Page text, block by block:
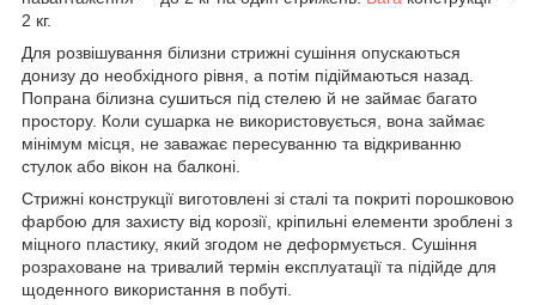
2 кг.
Для розвішування білизни стрижні сушіння опускаються
донизу до необхідного рівня, а потім підіймаються назад.
Попрана білизна сушиться під стелею й не займає багато
простору. Коли сушарка не використовується, вона займає
мінімум місця, не заважає пересуванню та відкриванню
стулок або вікон на балконі.
Стрижні конструкції виготовлені зі сталі та покриті порошковою
фарбою для захисту від корозії, кріпильні елементи зроблені з
міцного пластику, який згодом не деформується. Сушіння
розраховане на тривалий термін експлуатації та підійде для
щоденного використання в побуті.